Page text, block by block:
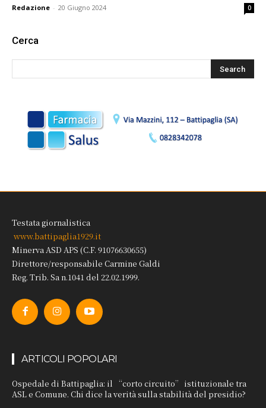
Redazione - 20 Giugno 2024 0
Cerca
Testata giornalistica
www.battipaglia1929.it
Minerva ASD APS (C.F. 91076630655)
Direttore/responsabile Carmine Galdi
Reg. Trib. Sa n.1041 del 22.02.1999.
ARTICOLI POPOLARI
Ospedale di Battipaglia: il “corto circuito” istituzionale tra
ASL e Comune. Chi dice la verità sulla stabilità del presidio?